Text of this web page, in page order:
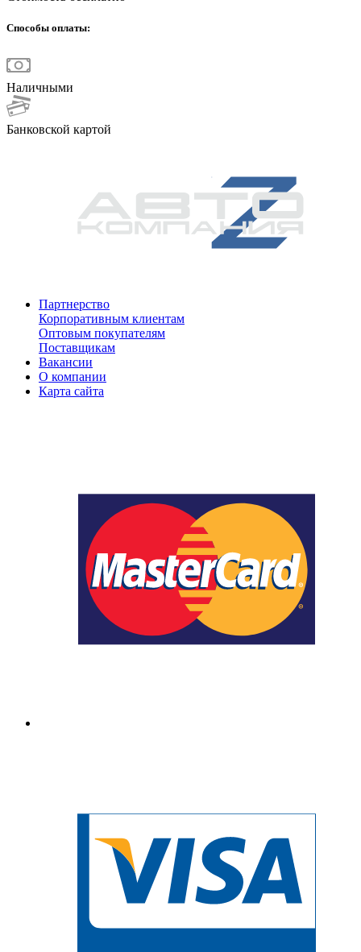
Способы оплаты:
Наличными
Банковской картой
Партнерство
Корпоративным клиентам
Оптовым покупателям
Поставщикам
Вакансии
О компании
Карта сайта